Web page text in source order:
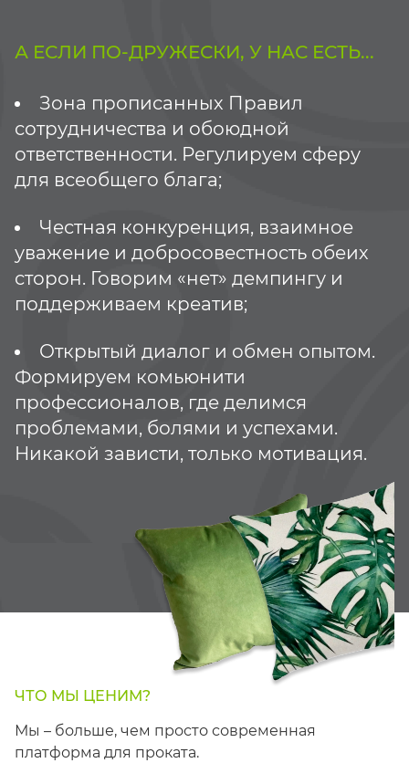
А ЕСЛИ ПО-ДРУЖЕСКИ, У НАС ЕСТЬ...
Зона прописанных Правил
сотрудничества и обоюдной
ответственности. Регулируем сферу
для всеобщего блага;
Честная конкуренция, взаимное
уважение и добросовестность обеих
сторон. Говорим «нет» демпингу и
поддерживаем креатив;
Открытый диалог и обмен опытом.
Формируем комьюнити
профессионалов, где делимся
проблемами, болями и успехами.
Никакой зависти, только мотивация.
ЧТО МЫ ЦЕНИМ?
Мы – больше, чем просто современная
платформа для проката.